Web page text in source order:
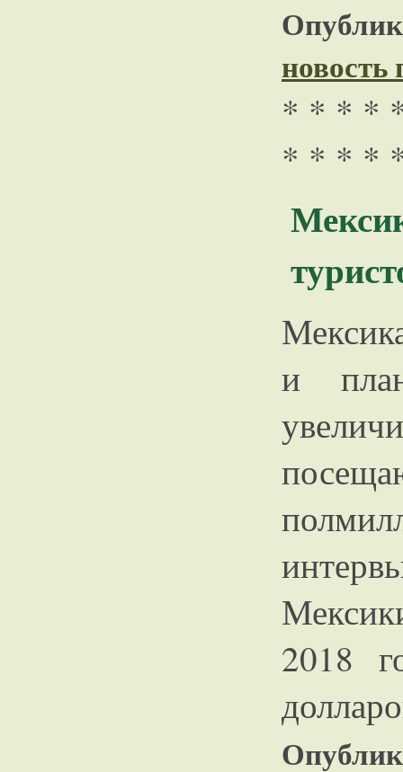
* * * *
* * * *
и
2018